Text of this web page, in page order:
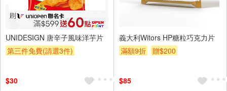
UNIDESIGN 唐辛子風味洋芋片
第三件免費(請選3件)
$30
義大利Witors HP糖粒巧克力片
滿額9折
贈$200
$85